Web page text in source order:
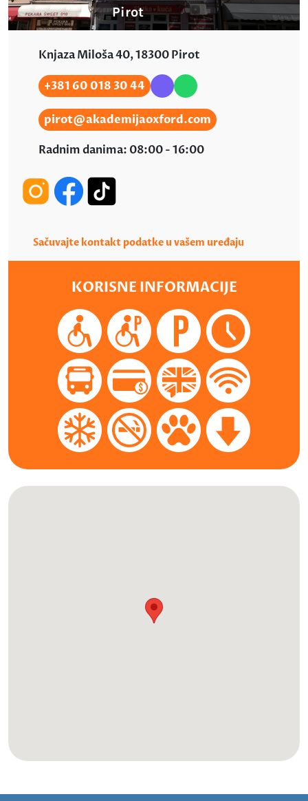
Pirot
Knjaza Miloša 40, 18300 Pirot
+381 60 018 30 44
pirot@akademijaoxford.com
Radnim danima: 08:00 - 16:00
Sačuvajte kontakt podatke u vašem uređaju
KORISNE INFORMACIJE